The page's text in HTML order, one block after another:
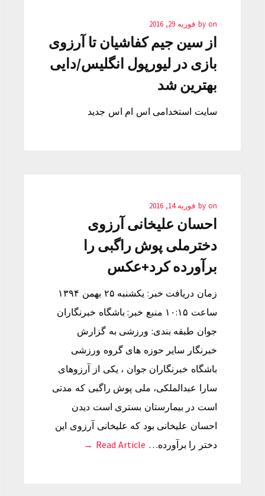
by on فوریه 29, 2016
از سین جیم کفاشیان تا آرزوی
بازی در لیورپول انگلیس/دایی
بهترین شد
سایت استخدامی اس ام اس جدید
by on فوریه 14, 2016
احسان علیخانی آرزوی
دخترملی پوش راگبی را
برآورده کرد+عکس
زمان دریافت خبر: یکشنبه ۲۵ بهمن ۱۳۹۴
ساعت ۱۰:۱۵ منبع خبر: باشگاه خبرنگاران
جوان طبقه بندی: ورزشی به گزارش
خبرنگار سایر حوزه های گروه ورزشی
باشگاه خبرنگاران جوان ، یکی از آرزوهای
سارا عبدالملکی، ملی پوش راگبی که مدتی
است در بیمارستان بستری است دیدن
احسان علیخانی بود که علیخانی آرزوی این
دختر را برآورده… Read Article →